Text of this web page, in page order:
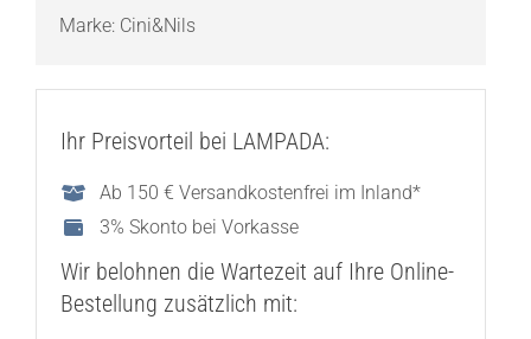
Marke: Cini&Nils
Ihr Preisvorteil bei LAMPADA:
Ab 150 € Versandkostenfrei im Inland*
3% Skonto bei Vorkasse
Wir belohnen die Wartezeit auf Ihre Online-
Bestellung zusätzlich mit: